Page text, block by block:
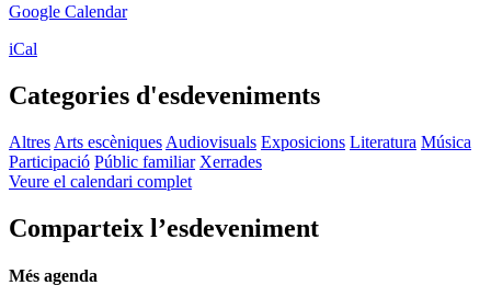
Google Calendar
iCal
Categories d'esdeveniments
Altres Arts escèniques Audiovisuals Exposicions Literatura Música
Participació Públic familiar Xerrades
Veure el calendari complet
Comparteix l’esdeveniment
Més agenda